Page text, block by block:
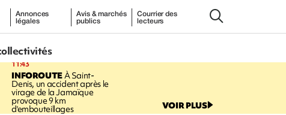
Annonces
légales
Avis & marchés
publics
Courrier des
lecteurs
11:43
INFOROUTEÀ Saint-
Denis, un accident après le
virage de la Jamaïque
provoque 9 km
d'embouteillages VOIR PLUS